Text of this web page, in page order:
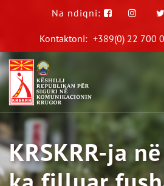
Na ndiqni:
Kontaktoni: +389(0) 22 700
KRSKRR-ja